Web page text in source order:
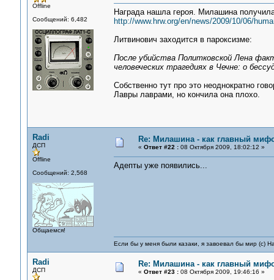
Offline
Сообщений: 6,482
Награда нашла героя. Милашина
http://www.hrw.org/en/news/2009/10/06/
Литвинович заходится в пароксизме:
После убийства Политковской Лена
человеческих трагедиях в Чечне: о
Собственно тут про это неоднократно
Лавры лаврами, но кончила она плохо.
Radi
ДСП
Offline
Сообщений: 2,568
Общаемся!
Re: Милашина - как главный
« Ответ #22 :08 Октября 2009, 18:02:12 »
Адепты уже появились...
Если бы у меня были казаки, я завоевал бы мир (с)
Radi
ДСП
Re: Милашина - как главный
« Ответ #23 :08 Октября 2009, 19:46:16 »